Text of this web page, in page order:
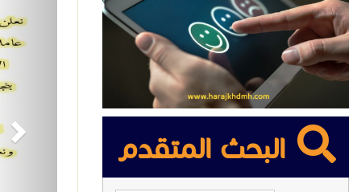
البحث المتقدم